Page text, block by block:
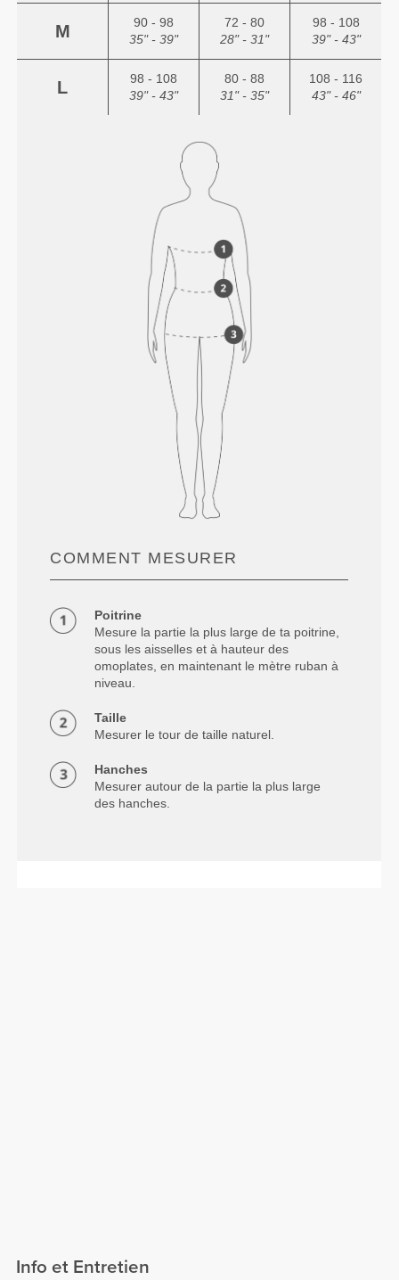
M
90 - 98
35" - 39"
72 - 80
28" - 31"
98 - 108
39" - 43"
L
98 - 108
39" - 43"
80 - 88
31" - 35"
108 - 116
43" - 46"
COMMENT MESURER
Poitrine
Mesure la partie la plus large de ta poitrine,
sous les aisselles et à hauteur des
omoplates, en maintenant le mètre ruban à
niveau.
Taille
Mesurer le tour de taille naturel.
Hanches
Mesurer autour de la partie la plus large
des hanches.
Info et Entretien